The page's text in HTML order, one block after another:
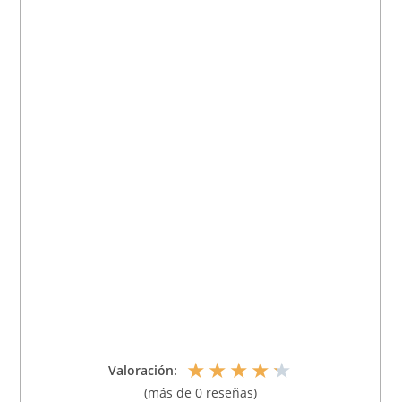
Valoración: ★★★★★
(más de 0 reseñas)